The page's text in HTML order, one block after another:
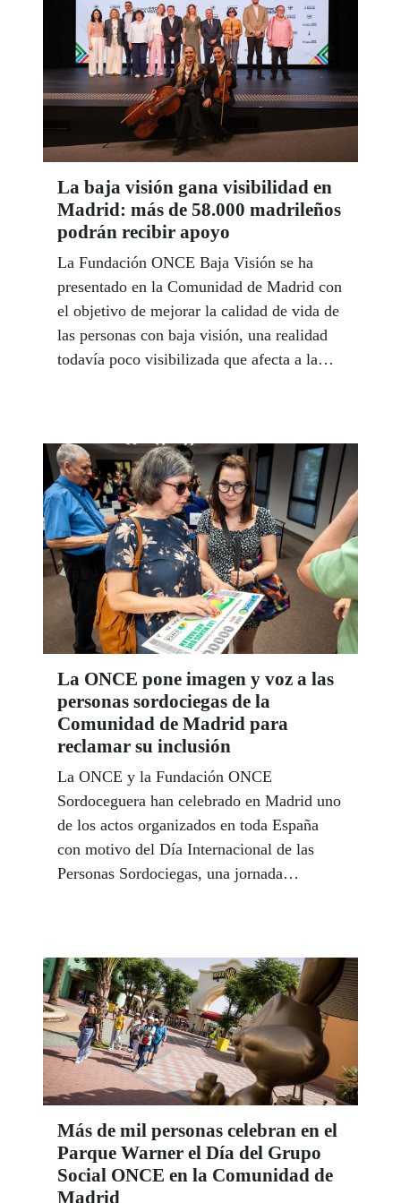
La baja visión gana visibilidad en
Madrid: más de 58.000 madrileños
podrán recibir apoyo
La Fundación ONCE Baja Visión se ha
presentado en la Comunidad de Madrid con
el objetivo de mejorar la calidad de vida de
las personas con baja visión, una realidad
todavía poco visibilizada que afecta a la
La ONCE pone imagen y voz a las
personas sordociegas de la
Comunidad de Madrid para
reclamar su inclusión
La ONCE y la Fundación ONCE
Sordoceguera han celebrado en Madrid uno
de los actos organizados en toda España
con motivo del Día Internacional de las
Personas Sordociegas, una jornada
acceder a la información y participar en la
sociedad en igualdad de condiciones.
Más de mil personas celebran en el
Parque Warner el Día del Grupo
Social ONCE en la Comunidad de
Madrid